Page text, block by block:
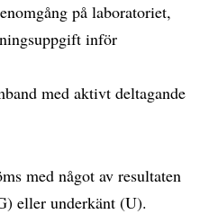
på laboratoriet,
inför
med aktivt deltagande
med något av resultaten
eller underkänt (U).